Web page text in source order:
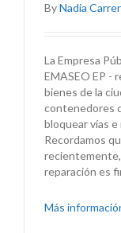
ByNadia
La Empresa
EMASEO EP -
bienes de la
contenedores
bloquear vías
Recordamos
reparación es
Más